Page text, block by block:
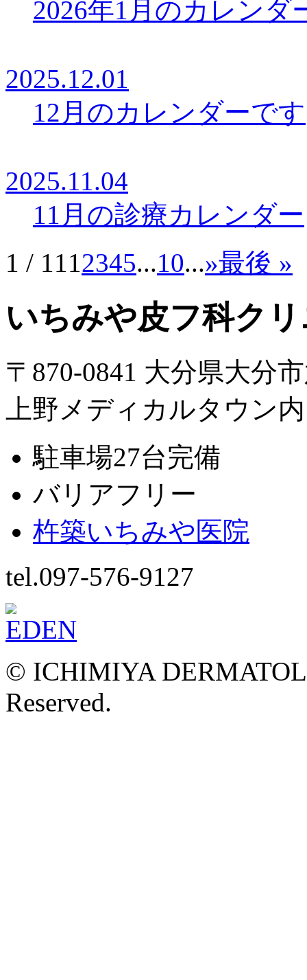
2026年1月のカレンダ
2025.12.01
12月のカレンダーです
2025.11.04
11月の診療カレンダー
1 / 11 1 2345...10...»最後 »
いちみや皮フ科ク
〒870-0841 大分県大分
上野メディカルタウン内
駐車場27台完備
バリアフリー
杵築いちみや医院
tel.097-576-9127
© ICHIMIYA
Reserved.